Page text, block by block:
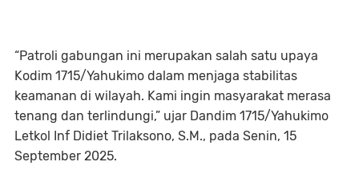
“Patroli gabungan ini merupakan salah satu upaya
Kodim 1715/Yahukimo dalam menjaga stabilitas
keamanan di wilayah. Kami ingin masyarakat merasa
tenang dan terlindungi,” ujar Dandim 1715/Yahukimo
Letkol Inf Didiet Trilaksono, S.M., pada Senin, 15
September 2025.